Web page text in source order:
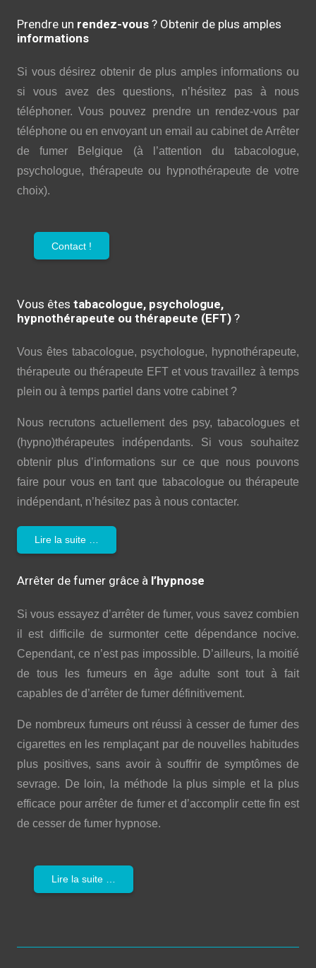
Prendre un rendez-vous ? Obtenir de plus amples
informations
Si vous désirez obtenir de plus amples informations ou
si vous avez des questions, n’hésitez pas à nous
téléphoner. Vous pouvez prendre un rendez-vous par
téléphone ou en envoyant un email au cabinet de Arrêter
de fumer Belgique (à l’attention du tabacologue,
psychologue, thérapeute ou hypnothérapeute de votre
choix).
Contact !
Vous êtes tabacologue, psychologue,
hypnothérapeute ou thérapeute (EFT) ?
Vous êtes tabacologue, psychologue, hypnothérapeute,
thérapeute ou thérapeute EFT et vous travaillez à temps
plein ou à temps partiel dans votre cabinet ?
Nous recrutons actuellement des psy, tabacologues et
(hypno)thérapeutes indépendants. Si vous souhaitez
obtenir plus d’informations sur ce que nous pouvons
faire pour vous en tant que tabacologue ou thérapeute
indépendant, n’hésitez pas à nous contacter.
Lire la suite …
Arrêter de fumer grâce à l’hypnose
Si vous essayez d’arrêter de fumer, vous savez combien
il est difficile de surmonter cette dépendance nocive.
Cependant, ce n’est pas impossible. D’ailleurs, la moitié
de tous les fumeurs en âge adulte sont tout à fait
capables de d’arrêter de fumer définitivement.
De nombreux fumeurs ont réussi à cesser de fumer des
cigarettes en les remplaçant par de nouvelles habitudes
plus positives, sans avoir à souffrir de symptômes de
sevrage. De loin, la méthode la plus simple et la plus
efficace pour arrêter de fumer et d’accomplir cette fin est
de cesser de fumer hypnose.
Lire la suite …